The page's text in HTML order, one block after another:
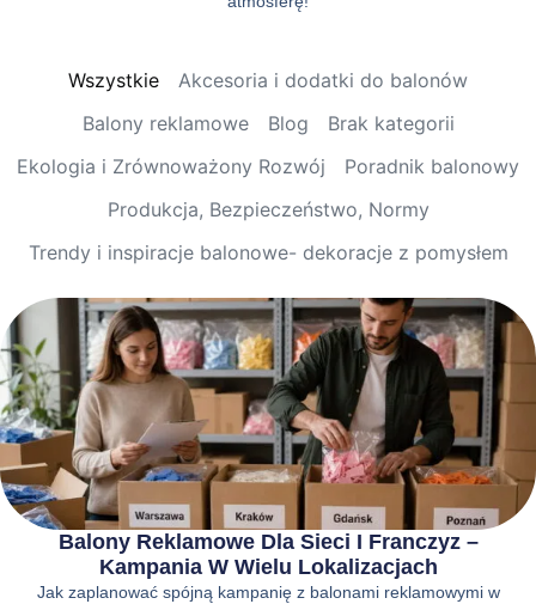
Akcesoria i dodatki do balonów
Balony reklamowe
Blog
Brak kategorii
Ekologia i Zrównoważony Rozwój
Poradnik balonowy
Produkcja, Bezpieczeństwo, Normy
Trendy i inspiracje balonowe- dekoracje z pomysłem
Wszystkie
Balony Reklamowe Dla Sieci I Franczyz –
Kampania W Wielu Lokalizacjach
Jak zaplanować spójną kampanię z balonami reklamowymi w